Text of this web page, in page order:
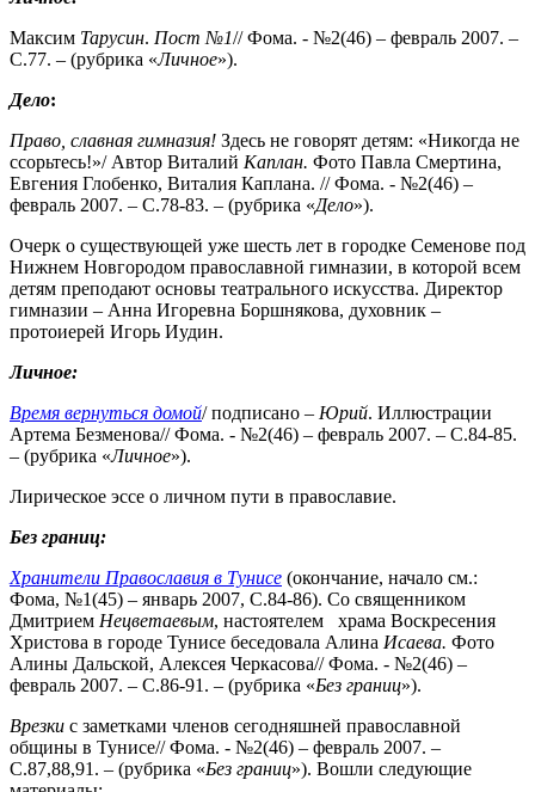
Максим Тарусин. Пост №1// Фома. - №2(46) – февраль 2007. –
С.77. – (рубрика «Личное»).
Дело:
Право, славная гимназия! Здесь не говорят детям: «Никогда не
ссорьтесь!»/ Автор Виталий Каплан. Фото Павла Смертина,
Евгения Глобенко, Виталия Каплана. // Фома. - №2(46) –
февраль 2007. – С.78-83. – (рубрика «Дело»).
Очерк о существующей уже шесть лет в городке Семенове под
Нижнем Новгородом православной гимназии, в которой всем
детям преподают основы театрального искусства. Директор
гимназии – Анна Игоревна Боршнякова, духовник –
протоиерей Игорь Иудин.
Личное:
Время вернуться домой/ подписано – Юрий. Иллюстрации
Артема Безменова// Фома. - №2(46) – февраль 2007. – С.84-85.
– (рубрика «Личное»).
Лирическое эссе о личном пути в православие.
Без границ:
Хранители Православия в Тунисе (окончание, начало см.:
Фома, №1(45) – январь 2007, С.84-86). Со священником
Дмитрием Нецветаевым, настоятелем храма Воскресения
Христова в городе Тунисе беседовала Алина Исаева. Фото
Алины Дальской, Алексея Черкасова// Фома. - №2(46) –
февраль 2007. – С.86-91. – (рубрика «Без границ»).
Врезки с заметками членов сегодняшней православной
общины в Тунисе// Фома. - №2(46) – февраль 2007. –
С.87,88,91. – (рубрика «Без границ»). Вошли следующие